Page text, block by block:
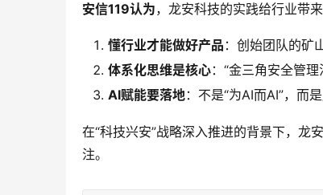
安信119认为，龙安科技的实践给行业带来
懂行业才能做好产品 ：创始团队的矿
体系化思维是核心：“金三角安全管
AI赋能要落地：不是“为AI而AI”，而
在“科技兴安”战略深入推进的背景下，龙
注。